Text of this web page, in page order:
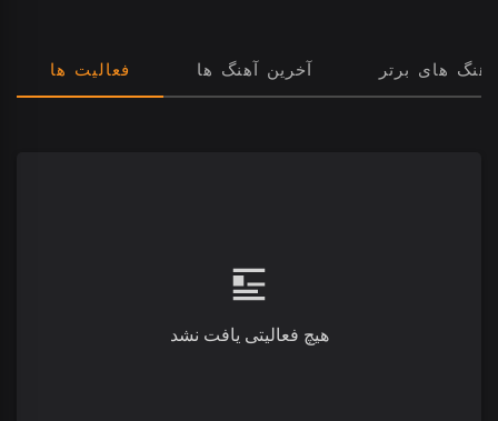
فعالیت ها آخرین آهنگ ها آهنگ های برتر
هیچ فعالیتی یافت نشد